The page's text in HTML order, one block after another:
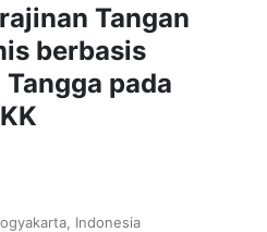
Tangan
berbasis
pada
Indonesia